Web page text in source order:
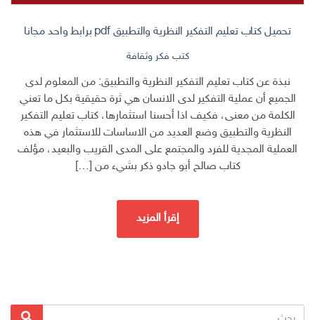
تحميل كتاب تعليم التفكير النظرية والتطبيق pdf برابط واحد مجانا
كتب فكر وثقافة
نبذة عن كتاب تعليم التفكير النظرية والتطبيق: من المعلوم لدى
الجميع أن عملية التفكير لدى الانسان هي ثرة حقيقية بكل ما تعني
الكلمة من معنى، فكيف اذا أحسنا استثمارها، كتاب تعليم التفكير
النظرية والتطبيق وضع العديد من الاساسات للاستثمار في هذه
العملية المجدية للفرد والمجتمع على المدى القريب والبعيد، مؤلف
كتاب صالح أبو جادو ذكر بشيء من […]
إقرأ المزيد
البحث